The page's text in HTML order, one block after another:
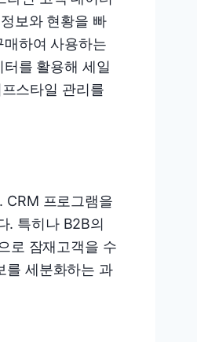
보와 현황을 빠
하여 사용하는
를 활용해 세일
스타일 관리를
CRM 프로그램을
. 특히나 B2B의
로 잠재고객을 수
를 세분화하는 과